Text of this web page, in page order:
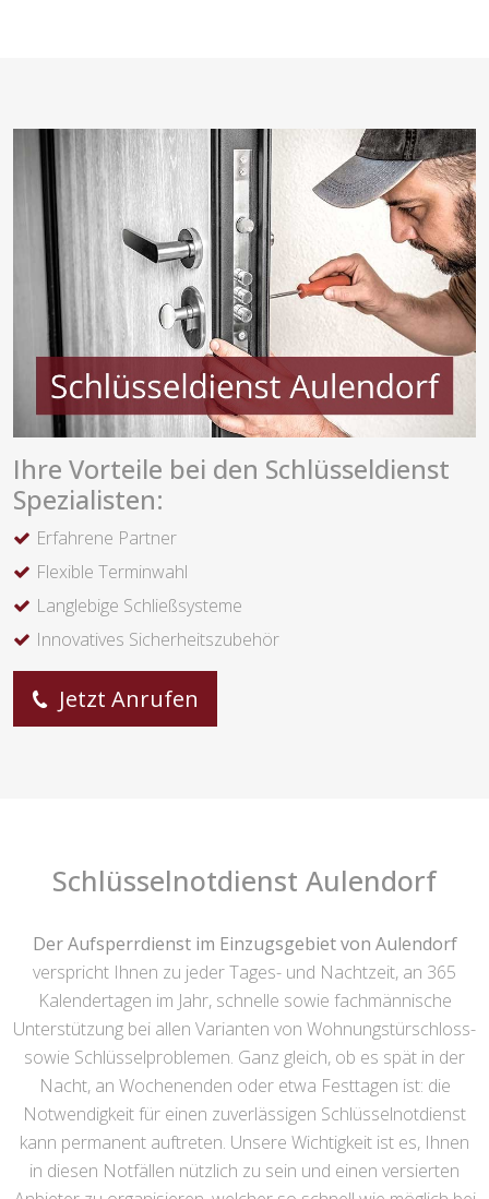
Ihre Vorteile bei den Schlüsseldienst
Spezialisten:
Erfahrene Partner
Flexible Terminwahl
Langlebige Schließsysteme
Innovatives Sicherheitszubehör
Jetzt Anrufen
Schlüsselnotdienst Aulendorf
Der Aufsperrdienst im Einzugsgebiet von Aulendorf
verspricht Ihnen zu jeder Tages- und Nachtzeit, an 365
Kalendertagen im Jahr, schnelle sowie fachmännische
Unterstützung bei allen Varianten von Wohnungstürschloss-
sowie Schlüsselproblemen. Ganz gleich, ob es spät in der
Nacht, an Wochenenden oder etwa Festtagen ist: die
Notwendigkeit für einen zuverlässigen Schlüsselnotdienst
kann permanent auftreten. Unsere Wichtigkeit ist es, Ihnen
in diesen Notfällen nützlich zu sein und einen versierten